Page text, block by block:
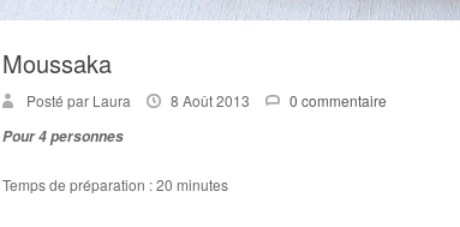
Moussaka
Posté par Laura 8 Août 2013
0 commentaire
Pour 4 personnes
Temps de préparation : 20 minutes